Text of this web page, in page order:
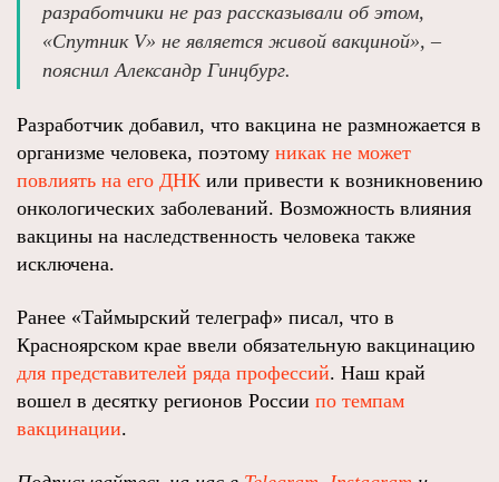
разработчики не раз рассказывали об этом,
«Спутник V» не является живой вакциной», –
пояснил Александр Гинцбург.
Разработчик добавил, что вакцина не размножается в
организме человека, поэтому никак не может
повлиять на его ДНК или привести к возникновению
онкологических заболеваний. Возможность влияния
вакцины на наследственность человека также
исключена.
Ранее «Таймырский телеграф» писал, что в
Красноярском крае ввели обязательную вакцинацию
для представителей ряда профессий. Наш край
вошел в десятку регионов России по темпам
вакцинации.